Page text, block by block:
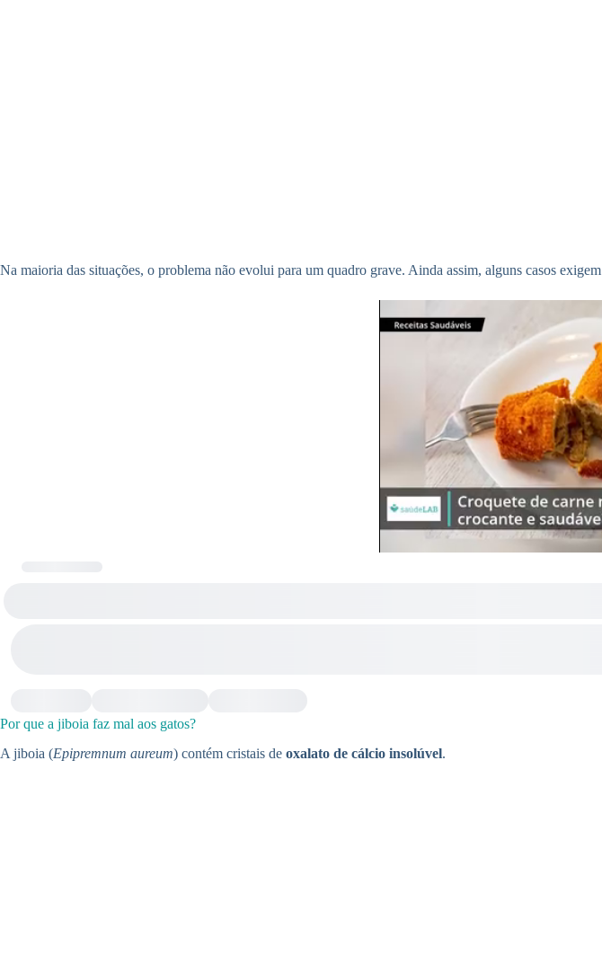
Na maioria das situações, o problema não evolui para um quadro grave. Ainda assim, alguns casos exigem
Por que a jiboia faz mal aos gatos?
A jiboia (Epipremnum aureum) contém cristais de oxalato de cálcio insolúvel.